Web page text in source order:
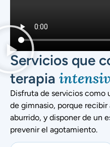
Servicios que
terapia
Disfruta de servicios como
de gimnasio, porque
aburrido, y disponer de un
prevenir el agotamiento.